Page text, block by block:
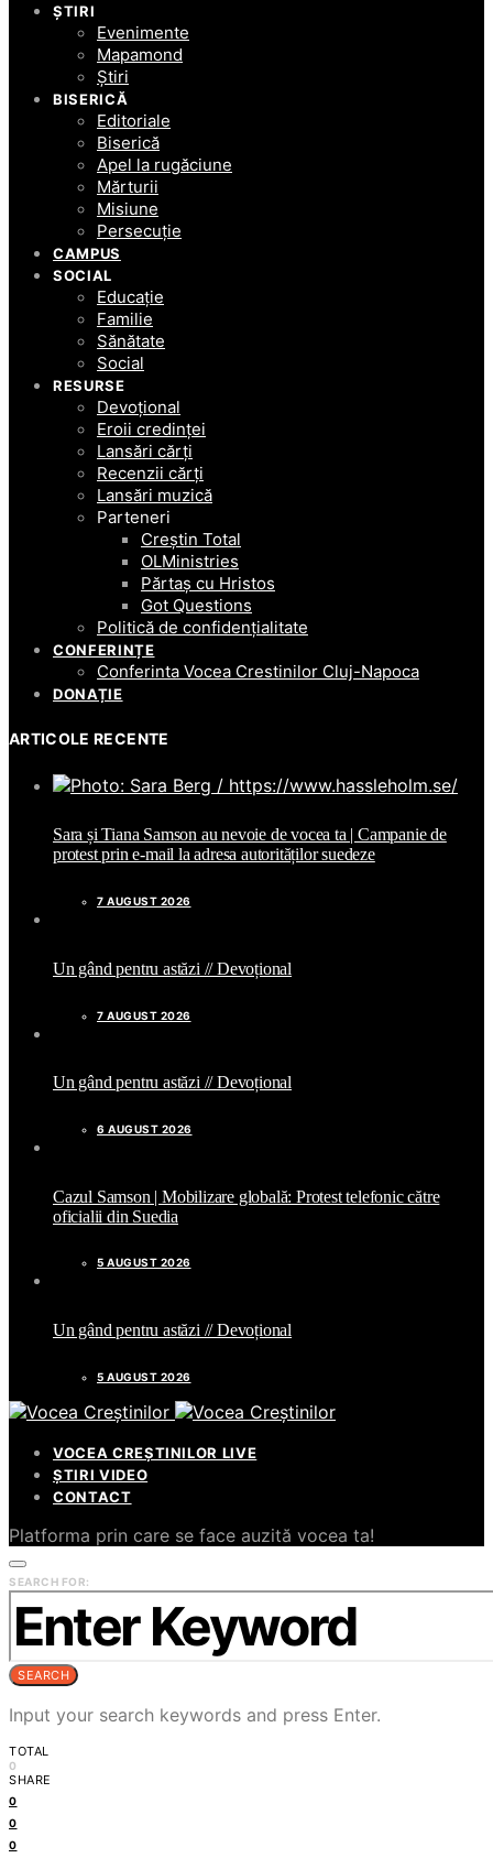
ȘTIRI
Evenimente
Mapamond
Știri
BISERICĂ
Editoriale
Biserică
Apel la rugăciune
Mărturii
Misiune
Persecuție
CAMPUS
SOCIAL
Educație
Familie
Sănătate
Social
RESURSE
Devoțional
Eroii credinței
Lansări cărți
Recenzii cărți
Lansări muzică
Parteneri
Creștin Total
OLMinistries
Părtaș cu Hristos
Got Questions
Politică de confidențialitate
CONFERINȚE
Conferinta Vocea Crestinilor Cluj-Napoca
DONAȚIE
ARTICOLE RECENTE
Sara și Tiana Samson au nevoie de vocea ta | Campanie de
protest prin e-mail la adresa autorităților suedeze
7 AUGUST 2026
Un gând pentru astăzi // Devoțional
7 AUGUST 2026
Un gând pentru astăzi // Devoțional
6 AUGUST 2026
Cazul Samson | Mobilizare globală: Protest telefonic către
oficialii din Suedia
5 AUGUST 2026
Un gând pentru astăzi // Devoțional
5 AUGUST 2026
VOCEA CREȘTINILOR LIVE
ȘTIRI VIDEO
CONTACT
Platforma prin care se face auzită vocea ta!
SEARCH FOR:
SEARCH
Input your search keywords and press Enter.
TOTAL
0
SHARE
0
0
0